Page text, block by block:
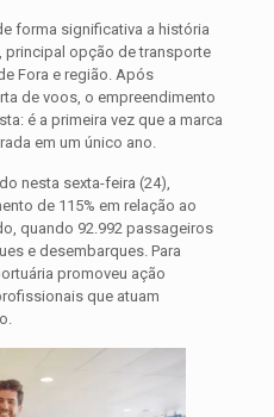
forma significativa a história
principal opção de transporte
Fora e região. Após
de voos, o empreendimento
é a primeira vez que a marca
em um único ano.
nesta sexta-feira (24),
de 115% em relação ao
quando 92.992 passageiros
e desembarques. Para
promoveu ação
que atuam